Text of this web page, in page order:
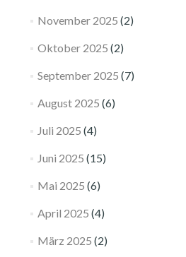
November 2025 (2)
Oktober 2025 (2)
September 2025 (7)
August 2025 (6)
Juli 2025 (4)
Juni 2025 (15)
Mai 2025 (6)
April 2025 (4)
März 2025 (2)